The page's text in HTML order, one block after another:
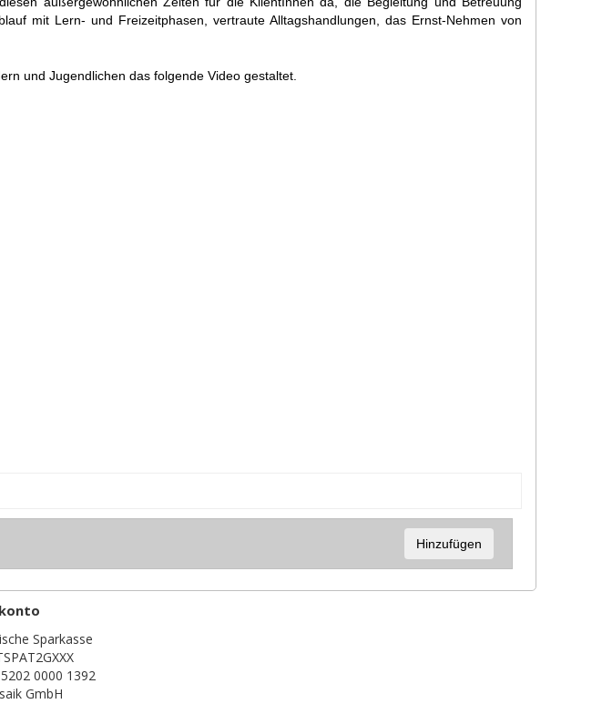
mit Lern- und Freizeitphasen, vertraute Alltagshandlungen, das Ernst-Nehmen von
und Jugendlichen das folgende Video gestaltet.
Hinzufügen
Sparkasse
0000 1392
GmbH